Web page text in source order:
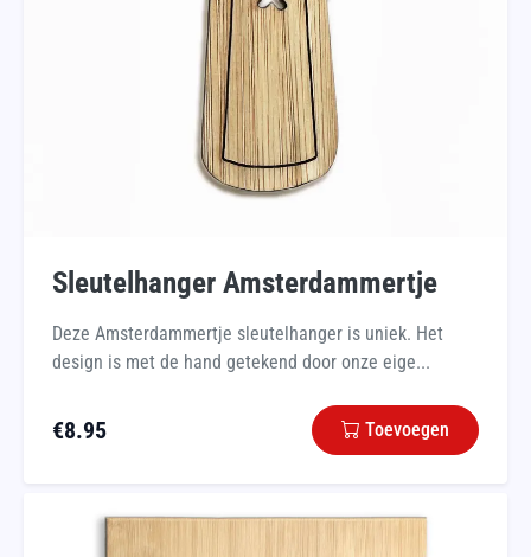
Sleutelhanger Amsterdammertje
Deze Amsterdammertje sleutelhanger is uniek. Het
design is met de hand getekend door onze eige...
€8.95 Toevoegen